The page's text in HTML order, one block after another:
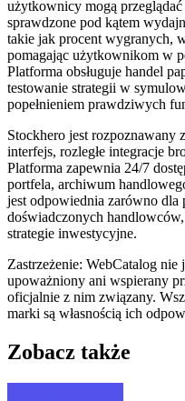
użytkownicy mogą
sprawdzone pod kątem
takie jak procent wygranych,
pomagając użytkownikom w
Platforma obsługuje handel
testowanie strategii w
popełnieniem prawdziwych
Stockhero jest rozpoznawany
interfejs, rozległe integracje
Platforma zapewnia 24/7
portfela, archiwum
jest odpowiednia zarówno dla
doświadczonych
strategie inwestycyjne.
Zastrzeżenie: WebCatalog
upoważniony ani wspierany
oficjalnie z nim związany.
marki są własnością ich
Zobacz także